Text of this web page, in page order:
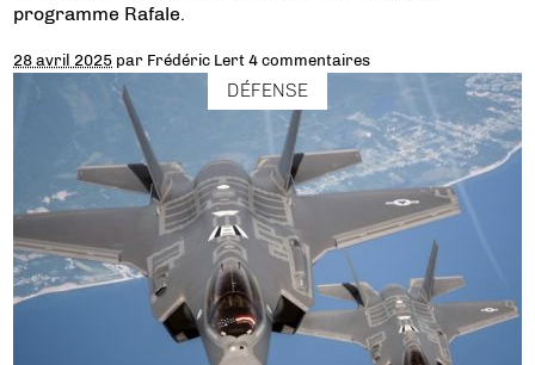
programme Rafale.
28 avril 2025 par Frédéric Lert 4 commentaires
DÉFENSE